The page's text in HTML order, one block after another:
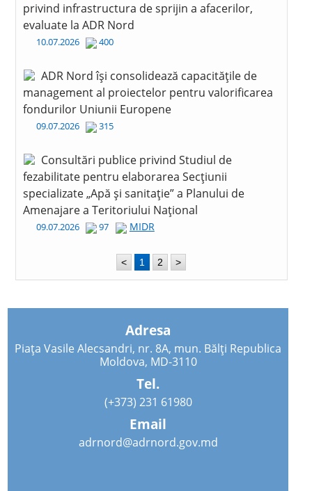
privind infrastructura de sprijin a afacerilor,
evaluate la ADR Nord
10.07.2026 400
ADR Nord își consolidează capacitățile de
management al proiectelor pentru valorificarea
fondurilor Uniunii Europene
09.07.2026 315
Consultări publice privind Studiul de
fezabilitate pentru elaborarea Secțiunii
specializate „Apă și sanitație” a Planului de
Amenajare a Teritoriului Național
09.07.2026 97 MIDR
< 1 2 >
Adresa
Piața Vasile Alecsandri, nr. 8A, mun. Bălți Republica
Moldova, MD-3110
Tel.
(+373) 231 61980
Email
adrnord@adrnord.gov.md